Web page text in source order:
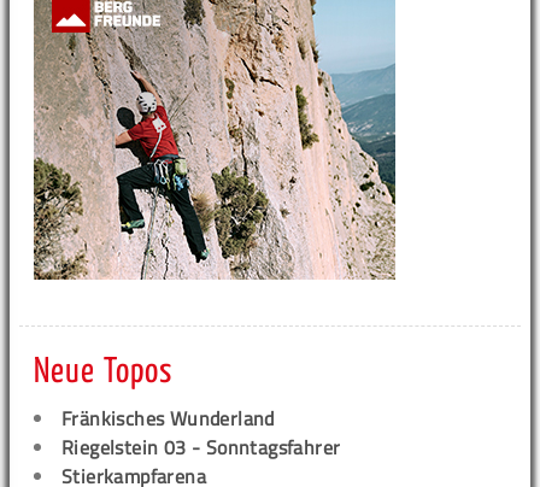
Neue Topos
Fränkisches Wunderland
Riegelstein 03 - Sonntagsfahrer
Stierkampfarena